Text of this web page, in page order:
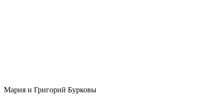
Мария и Григорий Бурковы